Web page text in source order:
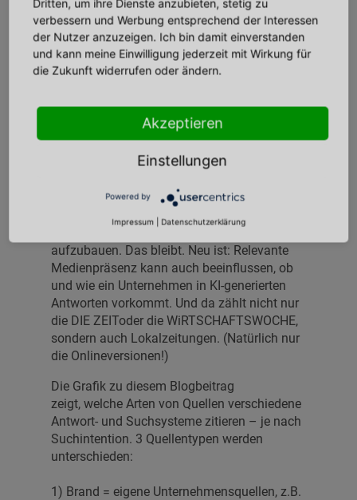
→ relevante Themen und Fakten statt Werbe-
Blabla
→ gut geschriebene Pressetexte
→ Einordnung, Belege und zitierfähige
Die Studie zeigt außerdem: Social Content
spielt bei KI-Antworten deutlich weniger Rolle
als bei Google. KI-Systeme scheinen stärker
Bisher ging es in der Pressearbeit vor allem
aufzubauen. Das bleibt. Neu ist: Relevante
Medienpräsenz kann auch beeinflussen, ob
und wie ein Unternehmen in KI-generierten
Antworten vorkommt. Und da zählt nicht nur
die DIE ZEIToder die WiRTSCHAFTSWOCHE,
sondern auch Lokalzeitungen. (Natürlich nur
die Onlineversionen!)
Die Grafik zu diesem Blogbeitrag
zeigt, welche Arten von Quellen verschiedene
Antwort- und Suchsysteme zitieren – je nach
Suchintention. 3 Quellentypen werden
unterschieden:
1) Brand = eigene Unternehmensquellen, z.B.
Dritten, um ihre Dienste anzubieten, stetig zu
verbessern und Werbung entsprechend der Interessen
der Nutzer anzuzeigen. Ich bin damit einverstanden
und kann meine Einwilligung jederzeit mit Wirkung für
die Zukunft widerrufen oder ändern.
Akzeptieren
Einstellungen
Powered by
Impressum Datenschutzerklärung